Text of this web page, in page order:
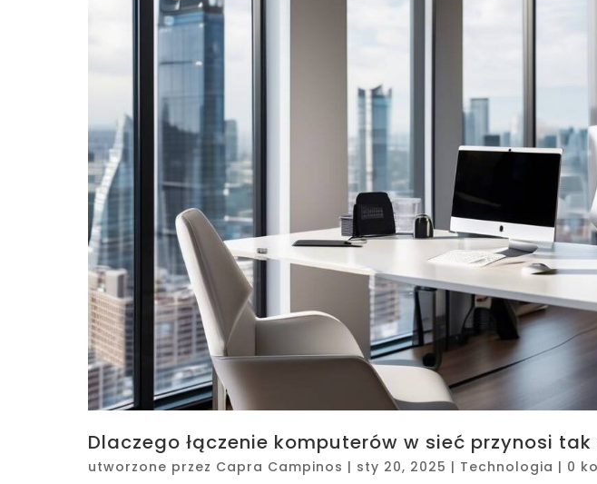
Dlaczego łączenie komputerów w sieć przynosi
utworzone przez Capra Campinos | sty 20, 2025 | Technologia | 0